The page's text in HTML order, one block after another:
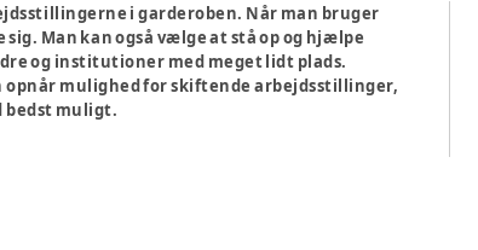
i garderoben. Når man bruger
Man kan også vælge at stå op og hjælpe
og institutioner med meget lidt plads.
opnår mulighed for skiftende arbejdsstillinger,
bedst muligt.